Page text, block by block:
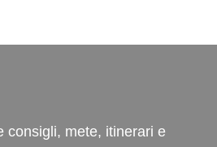
consigli, mete, itinerari e